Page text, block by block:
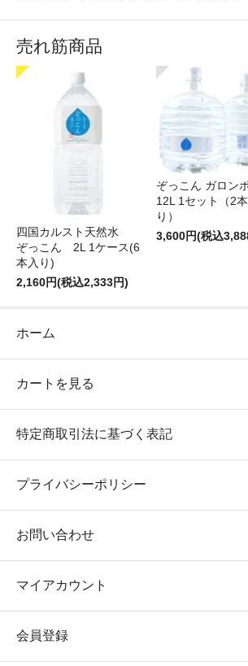
売れ筋商品
四国カルスト天然水
ぞっこん 2L 1ケース(6
本入り)
2,160円(税込2,333円)
ぞっこん ガロン
12L 1セット（2本
り）
3,600円(税込
ホーム
カートを見る
特定商取引法に基づく表記
プライバシーポリシー
お問い合わせ
マイアカウント
会員登録